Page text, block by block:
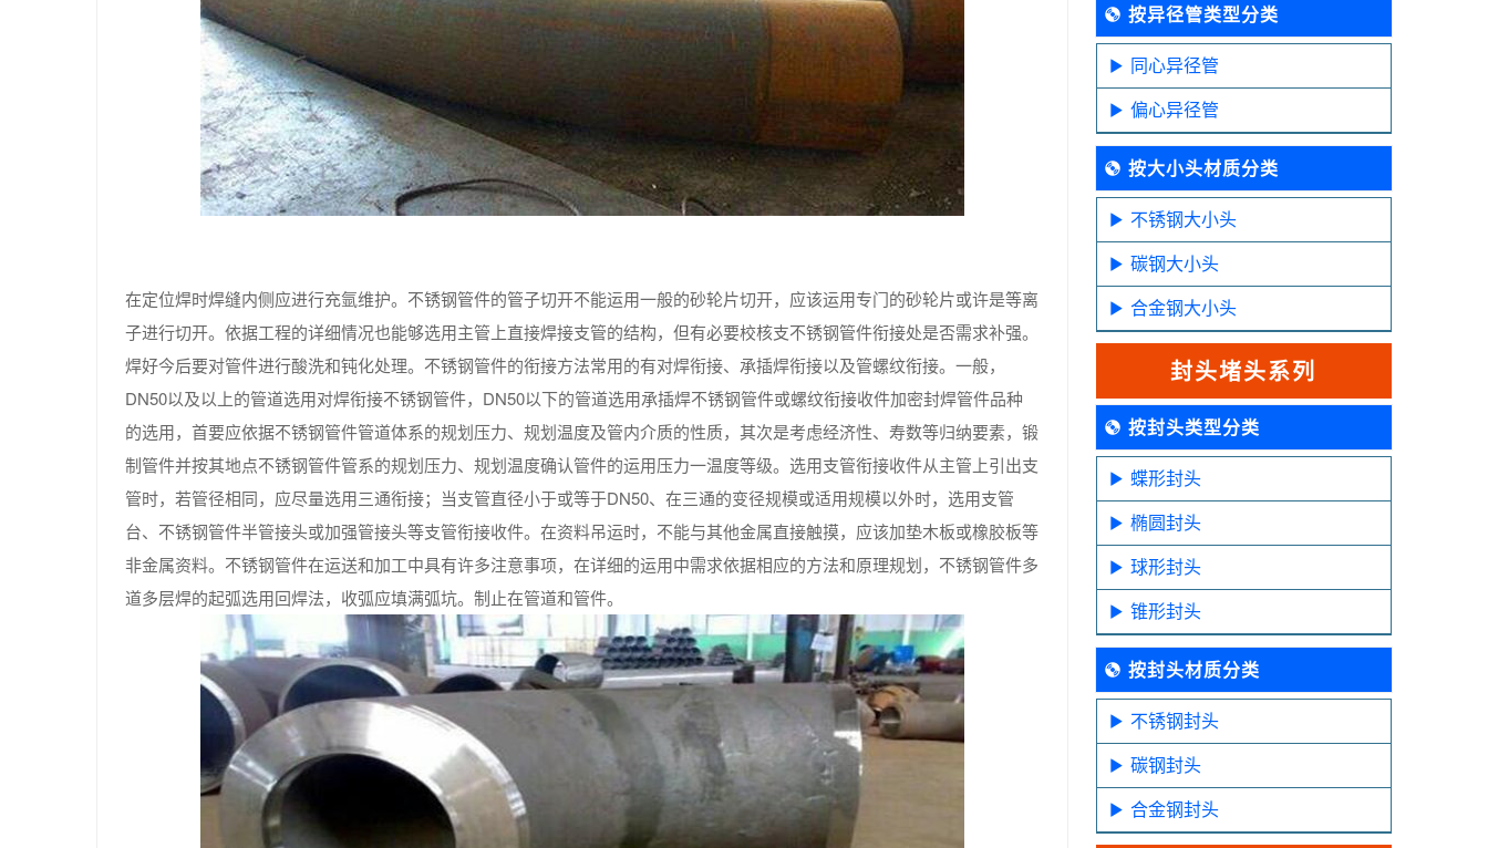
在定位焊时焊缝内侧应进行充氩维护。不锈钢管件的管子切开不能运用一般的砂轮片切开，应该运用专门的砂轮片或许是等离
子进行切开。依据工程的详细情况也能够选用主管上直接焊接支管的结构，但有必要校核支不锈钢管件衔接处是否需求补强。
焊好今后要对管件进行酸洗和钝化处理。不锈钢管件的衔接方法常用的有对焊衔接、承插焊衔接以及管螺纹衔接。一般，
DN50以及以上的管道选用对焊衔接不锈钢管件，DN50以下的管道选用承插焊不锈钢管件或螺纹衔接收件加密封焊管件品种
的选用，首要应依据不锈钢管件管道体系的规划压力、规划温度及管内介质的性质，其次是考虑经济性、寿数等归纳要素，锻
制管件并按其地点不锈钢管件管系的规划压力、规划温度确认管件的运用压力一温度等级。选用支管衔接收件从主管上引出支
管时，若管径相同，应尽量选用三通衔接；当支管直径小于或等于DN50、在三通的变径规模或适用规模以外时，选用支管
台、不锈钢管件半管接头或加强管接头等支管衔接收件。在资料吊运时，不能与其他金属直接触摸，应该加垫木板或橡胶板等
非金属资料。不锈钢管件在运送和加工中具有许多注意事项，在详细的运用中需求依据相应的方法和原理规划，不锈钢管件多
道多层焊的起弧选用回焊法，收弧应填满弧坑。制止在管道和管件。
按异径管类型分类
同心异径管
偏心异径管
按大小头材质分类
不锈钢大小头
碳钢大小头
合金钢大小头
封头堵头系列
按封头类型分类
蝶形封头
椭圆封头
球形封头
锥形封头
按封头材质分类
不锈钢封头
碳钢封头
合金钢封头